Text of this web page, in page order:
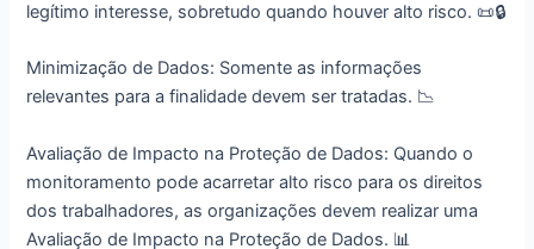
legítimo interesse, sobretudo quando houver alto risco. 📜🔒
Minimização de Dados: Somente as informações
relevantes para a finalidade devem ser tratadas. 📉
Avaliação de Impacto na Proteção de Dados: Quando o
monitoramento pode acarretar alto risco para os direitos
dos trabalhadores, as organizações devem realizar uma
Avaliação de Impacto na Proteção de Dados. 📊